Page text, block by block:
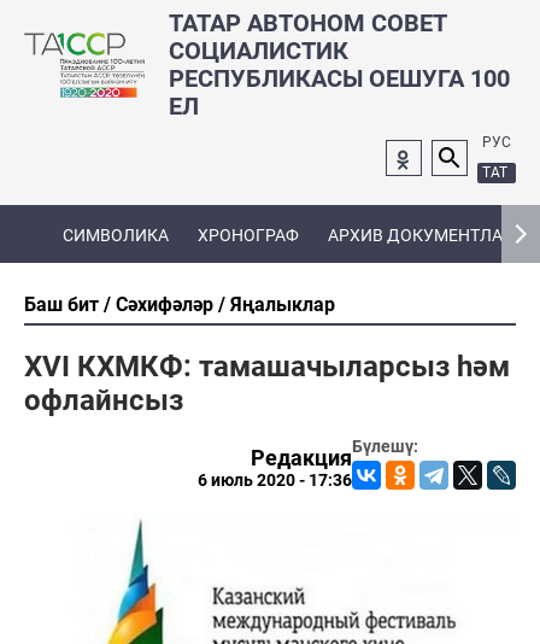
ТАТАР АВТОНОМ СОВЕТ
СОЦИАЛИСТИК
РЕСПУБЛИКАСЫ ОЕШУГА 100
ЕЛ
РУС
ТАТ
СИМВОЛИКА ХРОНОГРАФ АРХИВ ДОКУМЕНТЛАРЫ
Баш бит Сәхифәләр Яңалыклар
XVI КХМКФ: тамашачыларсыз һәм
офлайнсыз
Бүлешү:
Редакция
6 июль 2020 - 17:36